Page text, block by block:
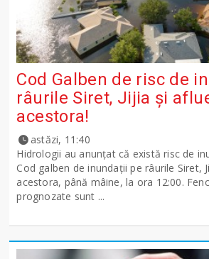
Cod Galben de risc de
râurile Siret, Jijia și
acestora!
astăzi, 11:40
Hidrologii au anunțat că există risc de
Cod galben de inundații pe râurile Siret,
acestora, până mâine, la ora 12:00.
prognozate sunt ...